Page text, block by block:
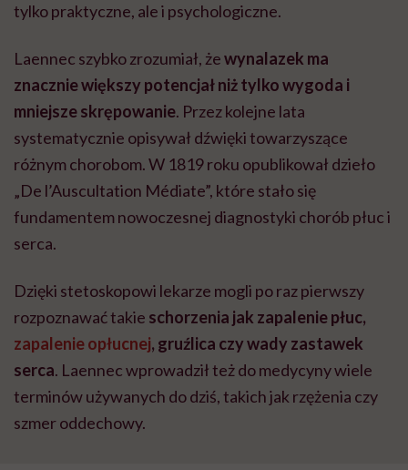
tylko praktyczne, ale i psychologiczne.
Laennec szybko zrozumiał, żewynalazek ma
znacznie większy potencjał niż tylko wygoda i
mniejsze skrępowanie. Przez kolejne lata
systematycznie opisywał dźwięki towarzyszące
różnym chorobom. W 1819 roku opublikował dzieło
„De l’Auscultation Médiate”, które stało się
fundamentem nowoczesnej diagnostyki chorób płuc i
serca.
Dzięki stetoskopowi lekarze mogli po raz pierwszy
rozpoznawać takie schorzenia jak zapalenie płuc,
zapalenie opłucnej, gruźlica czy wady zastawek
serca. Laennec wprowadził też do medycyny wiele
terminów używanych do dziś, takich jak rzężenia czy
szmer oddechowy.